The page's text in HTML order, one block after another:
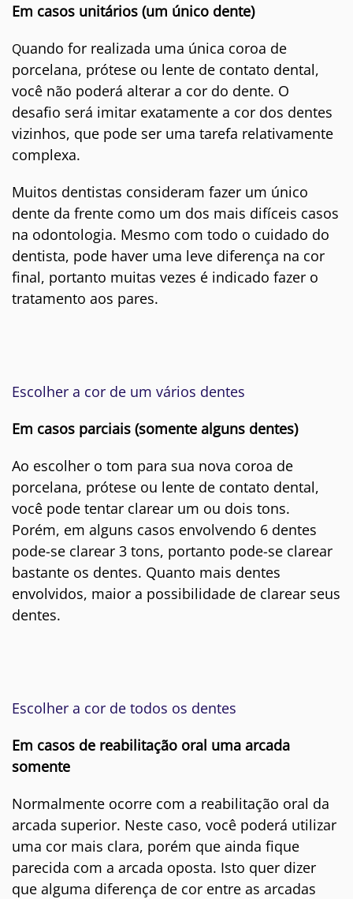
Em casos unitários (um único dente)
Quando for realizada uma única coroa de
porcelana, prótese ou lente de contato dental,
você não poderá alterar a cor do dente. O
desafio será imitar exatamente a cor dos dentes
vizinhos, que pode ser uma tarefa relativamente
complexa.
Muitos dentistas consideram fazer um único
dente da frente como um dos mais difíceis casos
na odontologia. Mesmo com todo o cuidado do
dentista, pode haver uma leve diferença na cor
final, portanto muitas vezes é indicado fazer o
tratamento aos pares.
Escolher a cor de um vários dentes
Em casos parciais (somente alguns dentes)
Ao escolher o tom para sua nova coroa de
porcelana, prótese ou lente de contato dental,
você pode tentar clarear um ou dois tons.
Porém, em alguns casos envolvendo 6 dentes
pode-se clarear 3 tons, portanto pode-se clarear
bastante os dentes. Quanto mais dentes
envolvidos, maior a possibilidade de clarear seus
dentes.
Escolher a cor de todos os dentes
Em casos de reabilitação oral uma arcada
somente
Normalmente ocorre com a reabilitação oral da
arcada superior. Neste caso, você poderá utilizar
uma cor mais clara, porém que ainda fique
parecida com a arcada oposta. Isto quer dizer
que alguma diferença de cor entre as arcadas